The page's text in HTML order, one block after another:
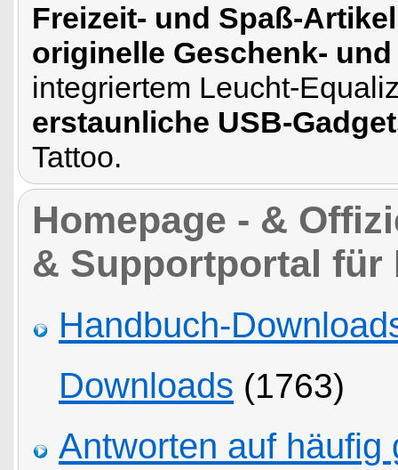
Freizeit- und Spaß-
originelle Geschenk-
integriertem Leucht-
erstaunliche USB-
Tattoo.
Homepage - &
& Supportportal für
Handbuch-
Downloads (1763)
Antworten auf häufig